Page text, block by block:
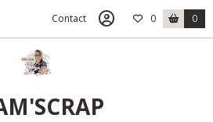
Contact 0 0